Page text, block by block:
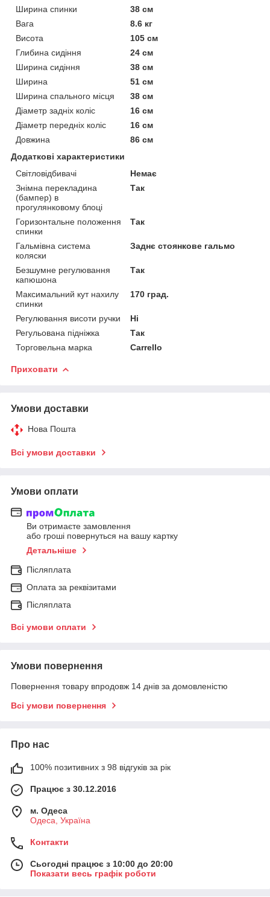
Ширина спинки
38 см
Вага
8.6 кг
Висота
105 см
Глибина сидіння
24 см
Ширина сидіння
38 см
Ширина
51 см
Ширина спального місця
38 см
Діаметр задніх коліс
16 см
Діаметр передніх коліс
16 см
Довжина
86 см
Додаткові характеристики
Світловідбивачі
Немає
Знімна перекладина
(бампер) в
прогулянковому блоці
Так
Горизонтальне положення
спинки
Так
Гальмівна система
коляски
Заднє стоянкове гальмо
Безшумне регулювання
капюшона
Так
Максимальний кут нахилу
спинки
170 град.
Регулювання висоти ручки
Ні
Регульована підніжка
Так
Торговельна марка
Carrello
Приховати
Умови доставки
Нова Пошта
Всі умови доставки
Умови оплати
Ви отримаєте замовлення
або гроші повернуться на вашу картку
Детальніше
Післяплата
Оплата за реквізитами
Післяплата
Всі умови оплати
Умови повернення
Повернення товару впродовж 14 днів за домовленістю
Всі умови повернення
Про нас
100% позитивних з 98 відгуків за рік
Працює з 30.12.2016
м. Одеса
Одеса, Україна
Контакти
Сьогодні працює з 10:00 до 20:00
Показати весь графік роботи